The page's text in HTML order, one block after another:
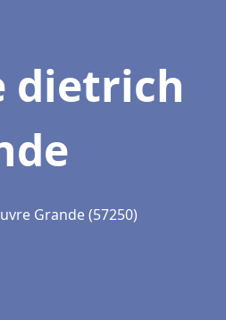
dietrich
Grande (57250)